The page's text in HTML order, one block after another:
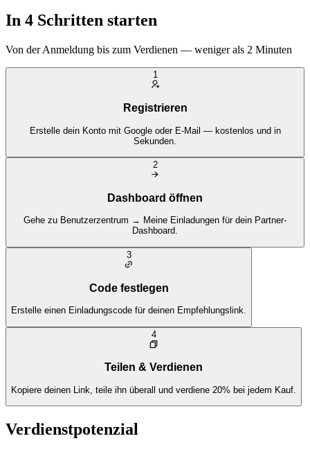
In 4 Schritten starten
Von der Anmeldung bis zum Verdienen — weniger als 2 Minuten
1
Registrieren
Erstelle dein Konto mit Google oder E-Mail — kostenlos und in
Sekunden.
2
Dashboard öffnen
Gehe zu Benutzerzentrum → Meine Einladungen für dein Partner-
Dashboard.
3
Code festlegen
Erstelle einen Einladungscode für deinen Empfehlungslink.
4
Teilen & Verdienen
Kopiere deinen Link, teile ihn überall und verdiene 20% bei jedem Kauf.
Verdienstpotenzial